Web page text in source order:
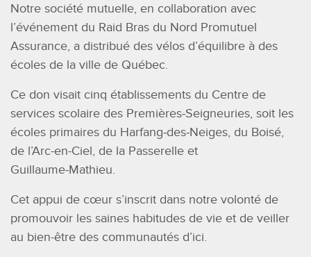
Notre société mutuelle, en collaboration avec
l’événement du Raid Bras du Nord Promutuel
Assurance, a distribué des vélos d’équilibre à des
écoles de la ville de Québec.
Ce don visait cinq établissements du Centre de
services scolaire des Premières‑Seigneuries, soit les
écoles primaires du Harfang‑des‑Neiges, du Boisé,
de l’Arc-en-Ciel, de la Passerelle et
Guillaume‑Mathieu.
Cet appui de cœur s’inscrit dans notre volonté de
promouvoir les saines habitudes de vie et de veiller
au bien-être des communautés d’ici.